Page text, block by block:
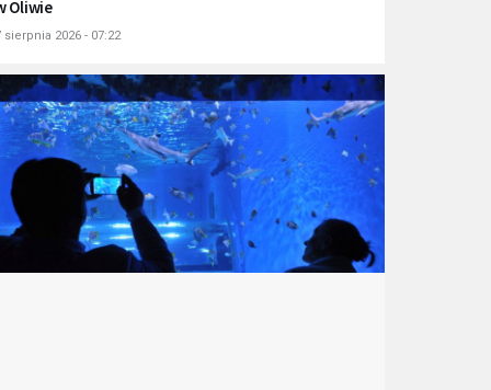
Oliwie
sierpnia 2026 - 07:22